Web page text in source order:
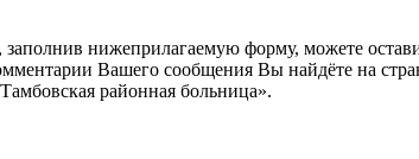
нижеприлагаемую форму, можете
Вашего сообщения Вы найдёте на
районная больница».